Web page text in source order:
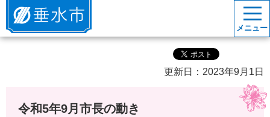
垂水市
メニュー
更新日：2023年9月1日
令和5年9月市長の動き